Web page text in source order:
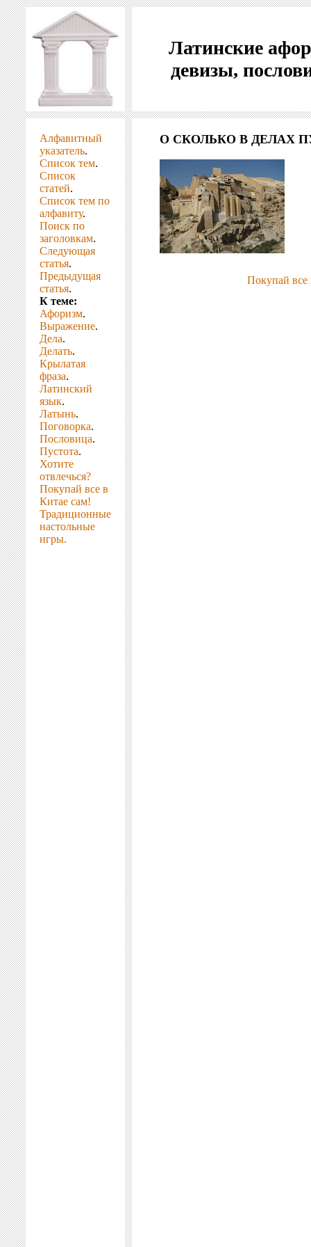
Латинские
девизы,
Алфавитный
указатель.
Список тем.
Список
статей.
Список тем по
алфавиту.
Поиск по
заголовкам.
Следующая
статья.
Предыдущая
статья.
К теме:
Афоризм.
Выражение.
Дела.
Делать.
Крылатая
фраза.
Латинский
язык.
Латынь.
Поговорка.
Пословица.
Пустота.
Хотите
отвлечься?
Покупай все в
Китае сам!
Традиционные
настольные
игры.
О СКОЛЬКО В ДЕЛАХ
Покупай все